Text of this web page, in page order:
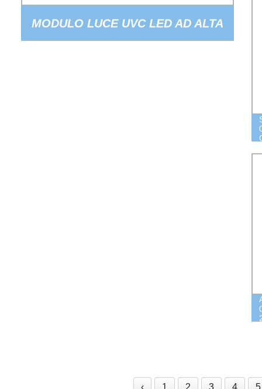
MODULO LUCE UVC LED AD ALTA
‹ 1 2 3 4 5